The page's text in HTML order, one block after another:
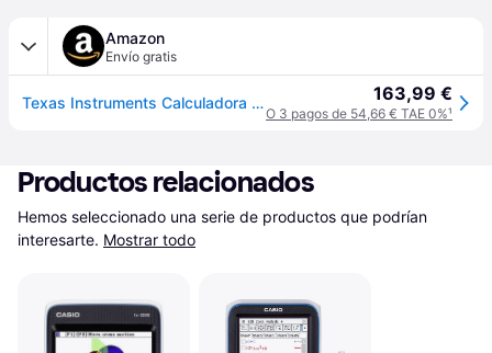
Amazon
Envío gratis
Texas Instruments Calculadora Gráfica TI-84 Plus CE-T Python 163,99 €
O 3 pagos de 54,66 € TAE 0%¹
Productos relacionados
Hemos seleccionado una serie de productos que podrían
interesarte. Mostrar todo